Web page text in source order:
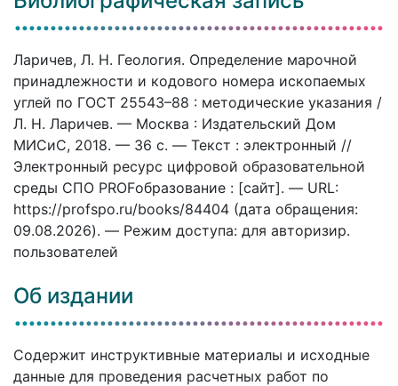
Ларичев, Л. Н. Геология. Определение марочной
принадлежности и кодового номера ископаемых
углей по ГОСТ 25543–88 : методические указания /
Л. Н. Ларичев. — Москва : Издательский Дом
МИСиС, 2018. — 36 c. — Текст : электронный //
Электронный ресурс цифровой образовательной
среды СПО PROFобразование : [сайт]. — URL:
https://profspo.ru/books/84404 (дата обращения:
09.08.2026). — Режим доступа: для авторизир.
пользователей
Об издании
Содержит инструктивные материалы и исходные
данные для проведения расчетных работ по